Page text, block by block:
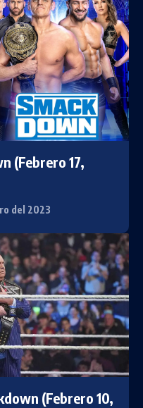
(Febrero 17,
del 2023
(Febrero 10,